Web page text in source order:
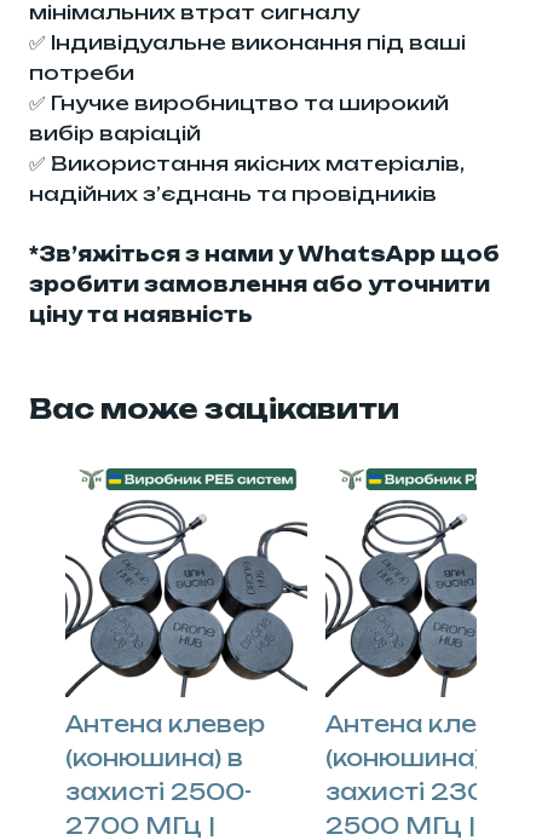
мінімальних втрат сигналу
✅ Індивідуальне виконання під ваші
потреби
✅ Гнучке виробництво та широкий
вибір варіацій
✅ Використання якісних матеріалів,
надійних з’єднань та провідників
*Зв’яжіться з нами у WhatsApp щоб
зробити замовлення або уточнити
ціну та наявність
Вас може зацікавити
Антена клевер
(конюшина) в
захисті 2500-
2700 МГц |
Антена клевер
(конюшина) в
захисті 2300-
2500 МГц |